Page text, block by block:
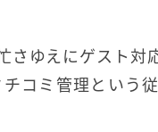
ゆえにゲスト対
コミ管理という